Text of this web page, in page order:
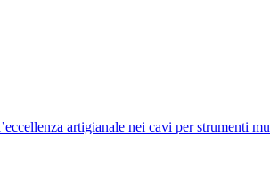
artigianale nei cavi per strumenti